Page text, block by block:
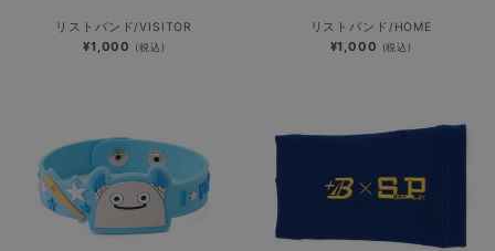
リストバンド/VISITOR
¥1,000 (税込)
リストバンド/HOME
¥1,000 (税込)